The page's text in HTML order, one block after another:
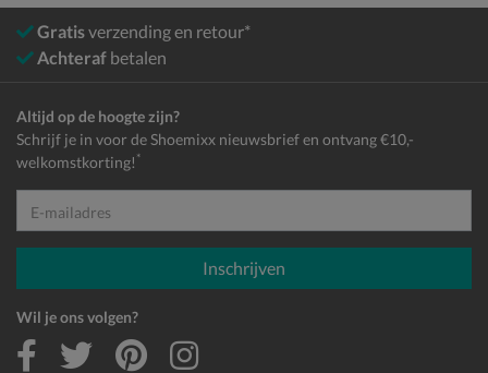
Gratisverzending en retour*
Achteraf betalen
Altijd op de hoogte zijn?
Schrijf je in voor de Shoemixx nieuwsbrief en ontvang €10,-
welkomstkorting! *
E-mailadres
Inschrijven
Wil je ons volgen?